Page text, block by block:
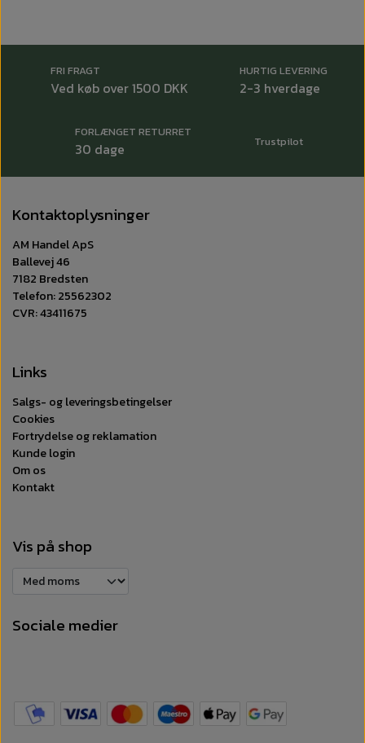
FRI FRAGT
Ved køb over 1500 DKK
HURTIG LEVERING
2-3 hverdage
FORLÆNGET RETURRET
30 dage Trustpilot
Kontaktoplysninger
AM Handel ApS
Ballevej 46
7182 Bredsten
Telefon: 25562302
CVR: 43411675
Links
Salgs- og leveringsbetingelser
Cookies
Fortrydelse og reklamation
Kunde login
Om os
Kontakt
Vis på shop
Sociale medier